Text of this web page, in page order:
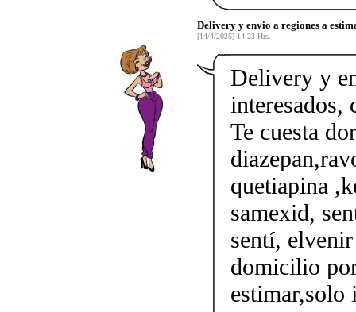
Delivery y envio a regiones a
[14/4/2025] 14:23 Hrs.
Delivery y
interesados,
Te cuesta
quetiapina
samexid,
sentí,
domicilio
estimar,solo